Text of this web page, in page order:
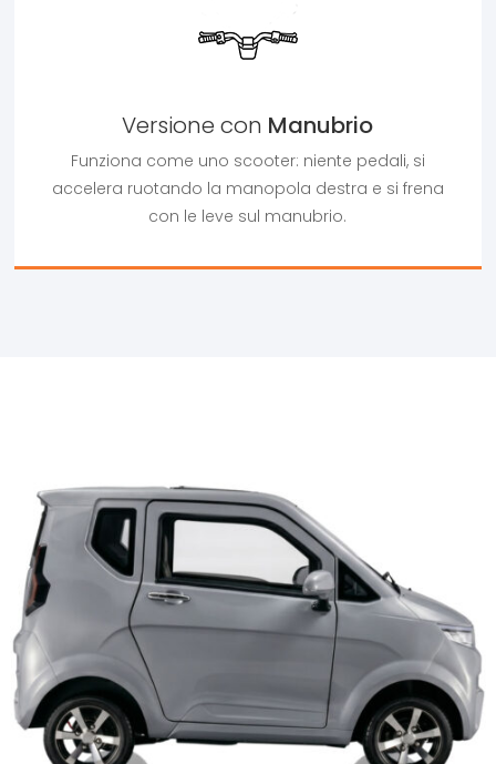
Versione con Manubrio
Funziona come uno scooter: niente pedali, si
accelera ruotando la manopola destra e si frena
con le leve sul manubrio.